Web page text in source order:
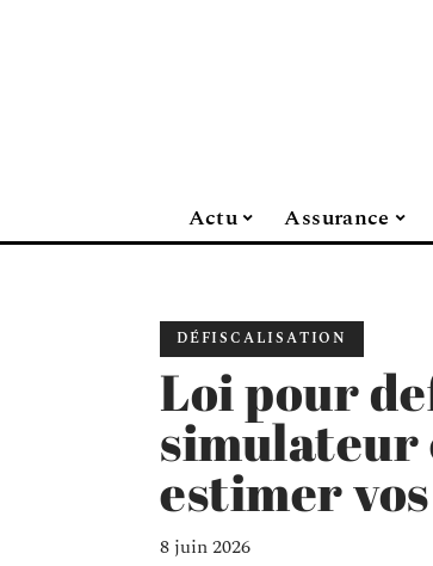
Actu Assurance
DÉFISCALISATION
Loi pour
simulateur
estimer
8 juin 2026